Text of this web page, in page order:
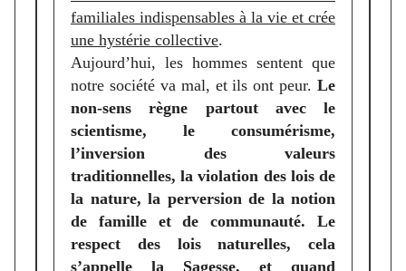
familiales indispensables à la vie et crée
une hystérie collective.
Aujourd’hui, les hommes sentent que
notre société va mal, et ils ont peur. Le
non-sens règne partout avec le
scientisme, le consumérisme,
l’inversion des valeurs
traditionnelles, la violation des lois de
la nature, la perversion de la notion
de famille et de communauté. Le
respect des lois naturelles, cela
s’appelle la Sagesse, et quand